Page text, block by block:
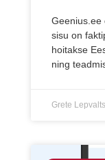
Geenius.ee
sisu on
hoitakse
ning
Grete Lepvalts